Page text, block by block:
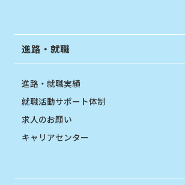
進路・就職
進路・就職実績
就職活動サポート体制
求人のお願い
キャリアセンター